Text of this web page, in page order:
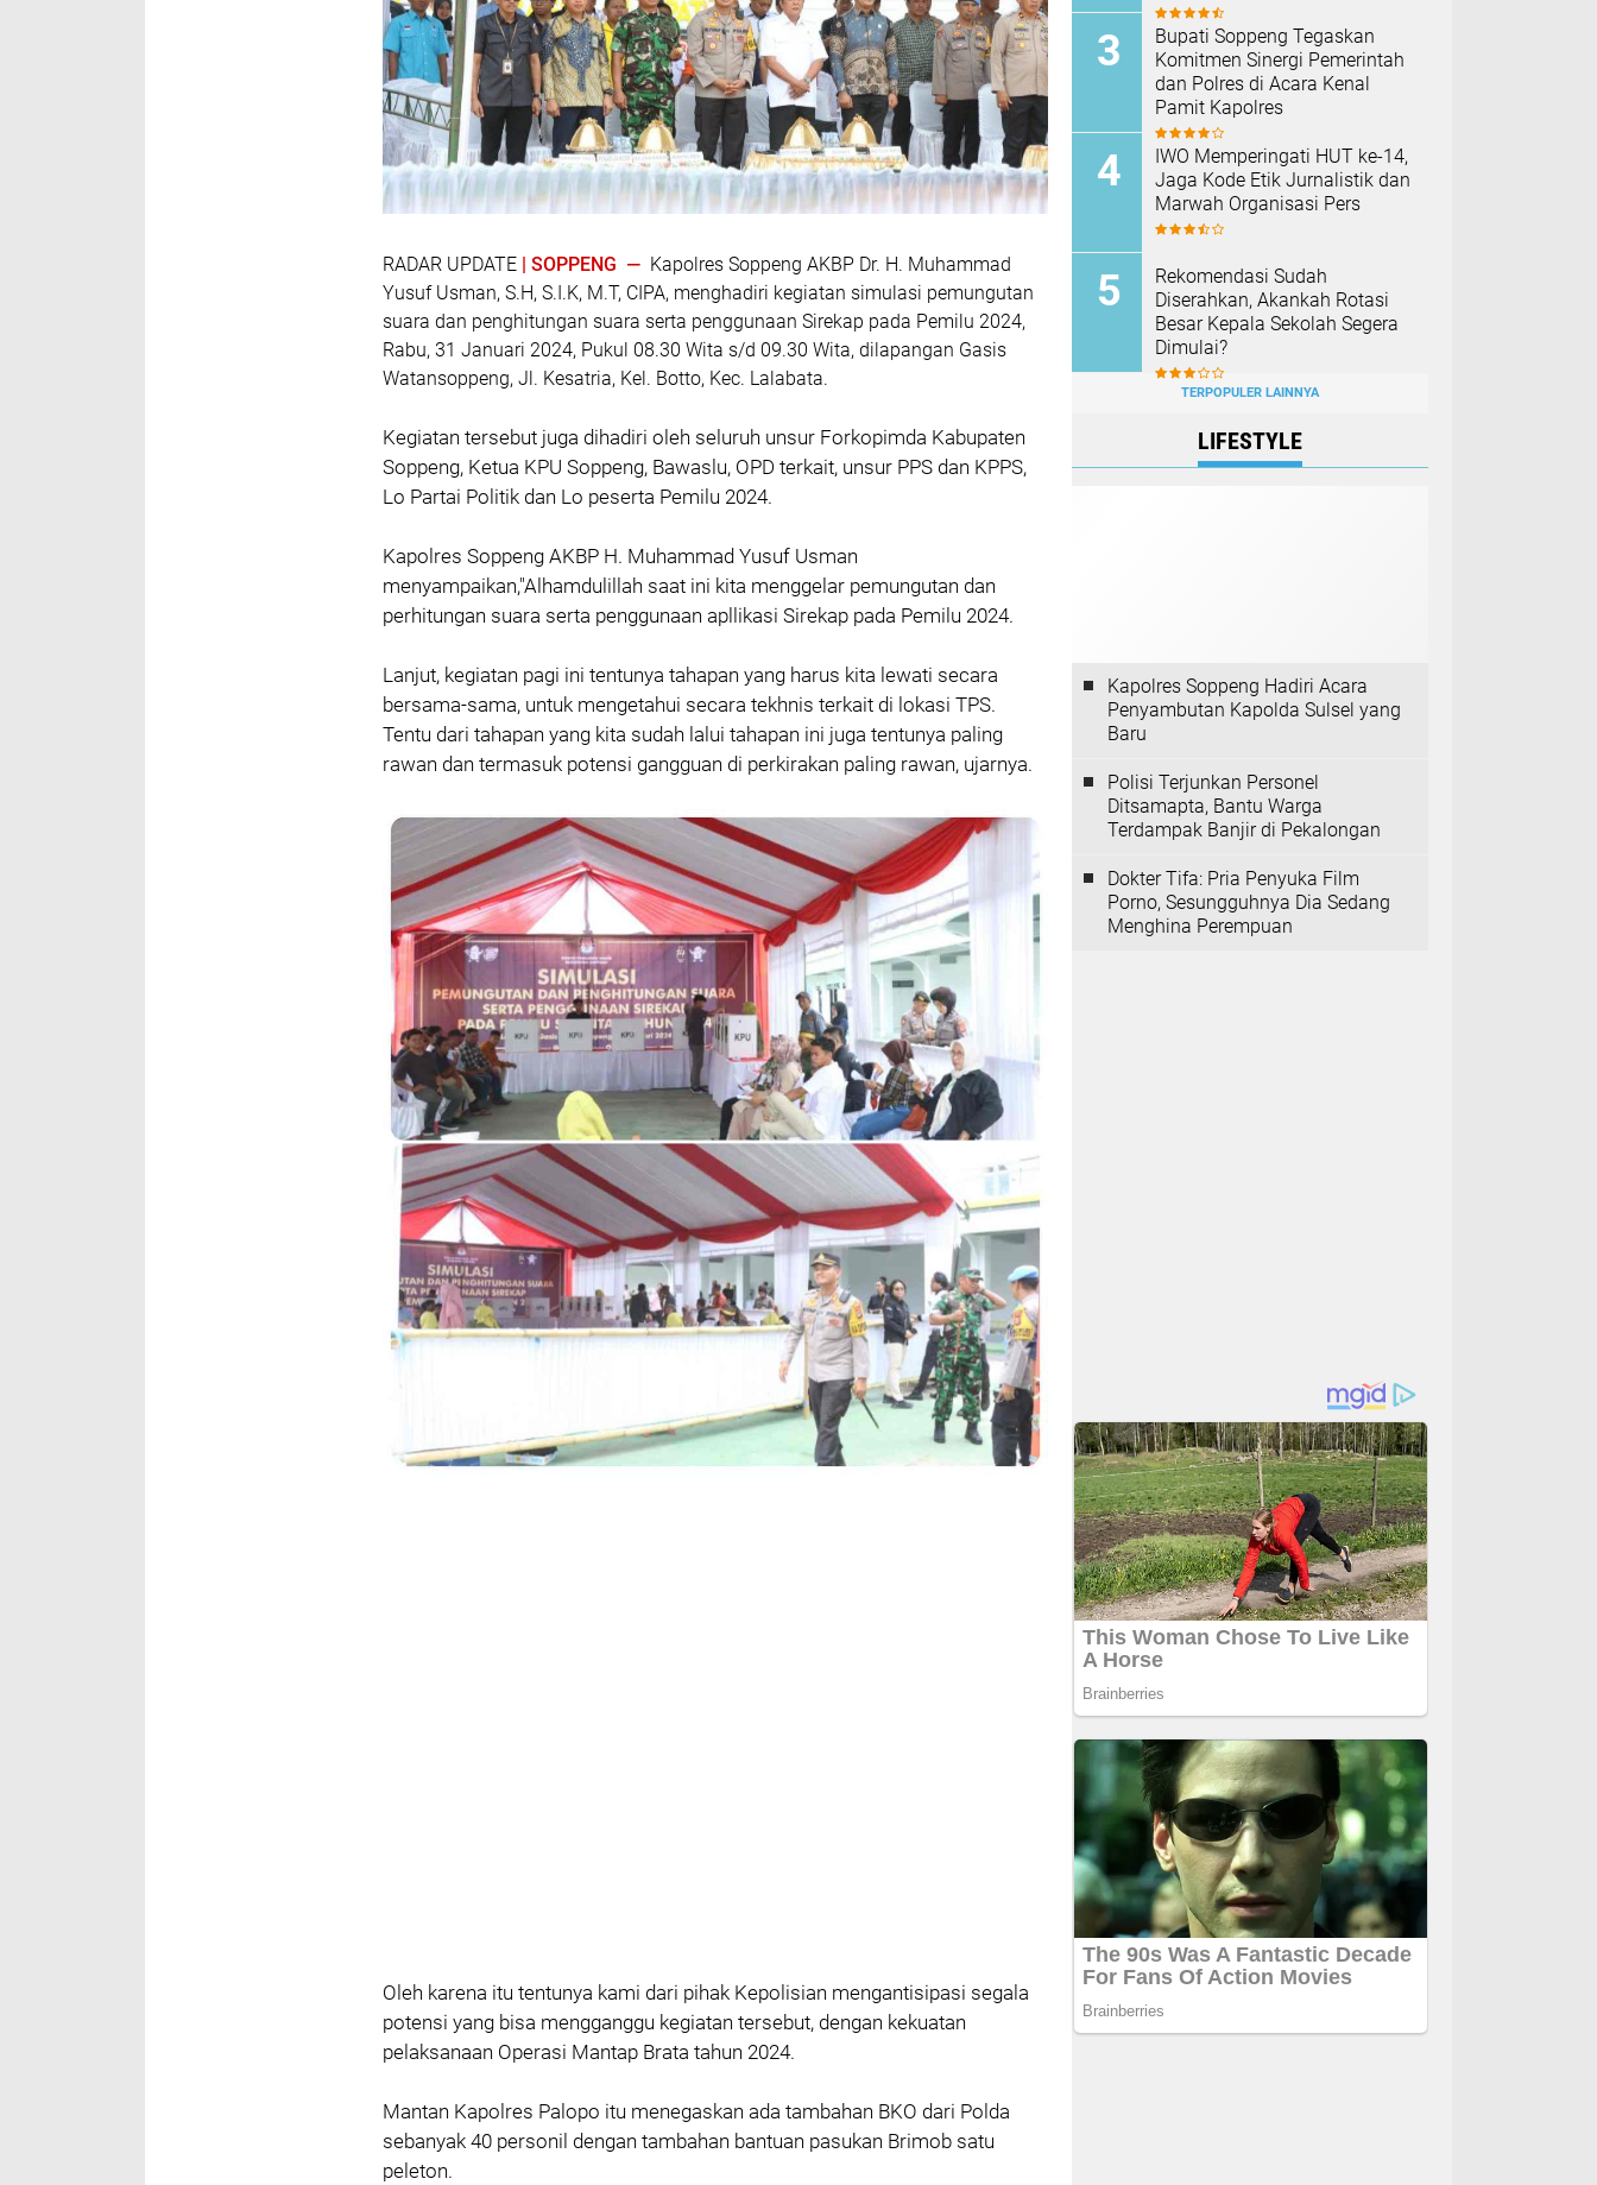
RADAR UPDATE | SOPPENG — Kapolres Soppeng AKBP Dr. H. Muhammad
Yusuf Usman, S.H, S.I.K, M.T, CIPA, menghadiri kegiatan simulasi pemungutan
suara dan penghitungan suara serta penggunaan Sirekap pada Pemilu 2024,
Rabu, 31 Januari 2024, Pukul 08.30 Wita s/d 09.30 Wita, dilapangan Gasis
Watansoppeng, Jl. Kesatria, Kel. Botto, Kec. Lalabata.
Kegiatan tersebut juga dihadiri oleh seluruh unsur Forkopimda Kabupaten
Soppeng, Ketua KPU Soppeng, Bawaslu, OPD terkait, unsur PPS dan KPPS,
Lo Partai Politik dan Lo peserta Pemilu 2024.
Kapolres Soppeng AKBP H. Muhammad Yusuf Usman
menyampaikan,"Alhamdulillah saat ini kita menggelar pemungutan dan
perhitungan suara serta penggunaan apllikasi Sirekap pada Pemilu 2024.
Lanjut, kegiatan pagi ini tentunya tahapan yang harus kita lewati secara
bersama-sama, untuk mengetahui secara tekhnis terkait di lokasi TPS.
Tentu dari tahapan yang kita sudah lalui tahapan ini juga tentunya paling
rawan dan termasuk potensi gangguan di perkirakan paling rawan, ujarnya.
Oleh karena itu tentunya kami dari pihak Kepolisian mengantisipasi segala
potensi yang bisa mengganggu kegiatan tersebut, dengan kekuatan
pelaksanaan Operasi Mantap Brata tahun 2024.
Mantan Kapolres Palopo itu menegaskan ada tambahan BKO dari Polda
sebanyak 40 personil dengan tambahan bantuan pasukan Brimob satu
peleton.
Bupati Soppeng Tegaskan
Komitmen Sinergi Pemerintah
dan Polres di Acara Kenal
Pamit Kapolres
IWO Memperingati HUT ke-14,
Jaga Kode Etik Jurnalistik dan
Marwah Organisasi Pers
Rekomendasi Sudah
Diserahkan, Akankah Rotasi
Besar Kepala Sekolah Segera
Dimulai?
TERPOPULER LAINNYA
LIFESTYLE
Kapolres Soppeng Hadiri Acara
Penyambutan Kapolda Sulsel yang
Baru
Polisi Terjunkan Personel
Ditsamapta, Bantu Warga
Terdampak Banjir di Pekalongan
Dokter Tifa: Pria Penyuka Film
Porno, Sesungguhnya Dia Sedang
Menghina Perempuan